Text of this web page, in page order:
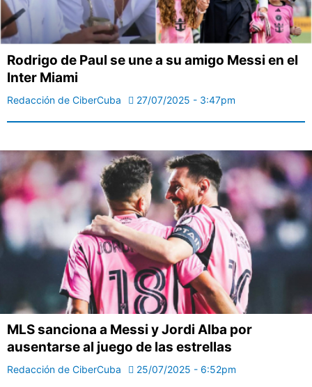
Rodrigo de Paul se une a su amigo Messi en el
Inter Miami
Redacción de CiberCuba 27/07/2025 - 3:47pm
MLS sanciona a Messi y Jordi Alba por
ausentarse al juego de las estrellas
Redacción de CiberCuba 25/07/2025 - 6:52pm